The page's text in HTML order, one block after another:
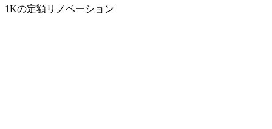
1Kの定額リノベーション